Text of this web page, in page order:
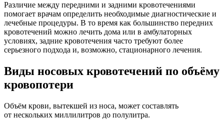
Различие между передними и задними кровотечениями
помогает врачам определить необходимые диагностические и
лечебные процедуры. В то время как большинство передних
кровотечений можно лечить дома или в амбулаторных
условиях, задние кровотечения часто требуют более
серьезного подхода и, возможно, стационарного лечения.
Виды носовых кровотечений по объёму
кровопотери
Объём крови, вытекшей из носа, может составлять
от нескольких миллилитров до полулитра.